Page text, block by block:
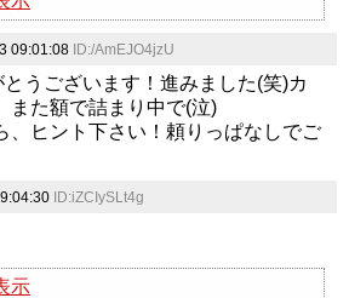
09:01:08 ID:/AmEJO4jzU
うございます！進みました(笑)カ
また額で詰まり中で(泣)
、ヒント下さい！頼りっぱなしでご
ID:iZCIySLt4g
示